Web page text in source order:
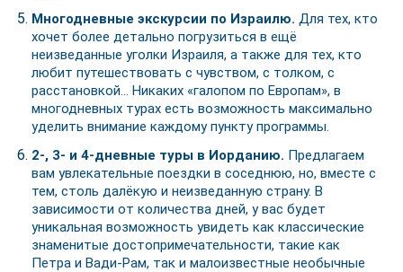
Многодневные экскурсии по Израилю. Для тех, кто
хочет более детально погрузиться в ещё
неизведанные уголки Израиля, а также для тех, кто
любит путешествовать с чувством, с толком, с
расстановкой… Никаких «галопом по Европам», в
многодневных турах есть возможность максимально
уделить внимание каждому пункту программы.
2-, 3- и 4-дневные туры в Иорданию. Предлагаем
вам увлекательные поездки в соседнюю, но, вместе с
тем, столь далёкую и неизведанную страну. В
зависимости от количества дней, у вас будет
уникальная возможность увидеть как классические
знаменитые достопримечательности, такие как
Петра и Вади-Рам, так и малоизвестные необычные